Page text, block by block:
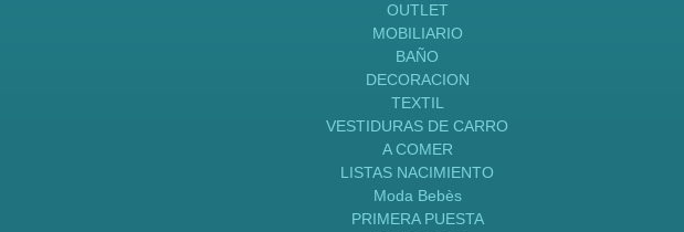
OUTLET
MOBILIARIO
BAÑO
DECORACION
TEXTIL
VESTIDURAS DE CARRO
A COMER
LISTAS NACIMIENTO
Moda Bebès
PRIMERA PUESTA